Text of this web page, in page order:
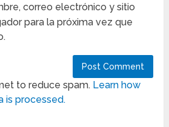
correo electrónico y sitio
para la próxima vez que
to reduce spam. Learn how
is processed.